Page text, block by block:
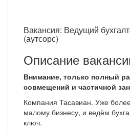
Вакансия: Ведущий
(аутсорс)
Описание
Внимание, только полный
совмещений и частичной
Компания Тасавиан. Уже
малому бизнесу, и ведём
ключ.